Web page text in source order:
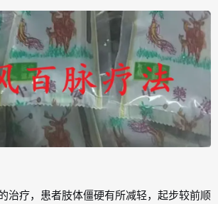
治疗，患者肢体僵硬有所减轻，起步较前顺